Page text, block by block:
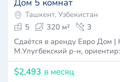
Ташкент, Узбекистан
5
320 м²
3
Сдаётся в аренду Евро Дом | House for Rent Адрес:
М.Улугбекский р-н,
$2,493 в месяц